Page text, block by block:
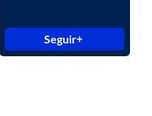
Seguir